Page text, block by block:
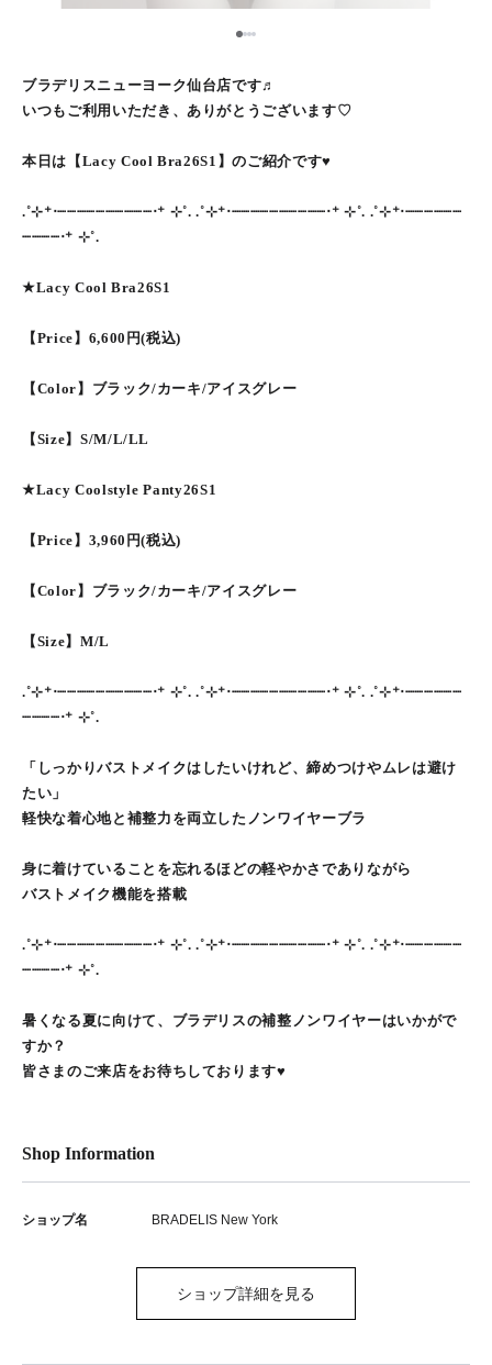
123
ブラデリスニューヨーク仙台店です♬
いつもご利用いただき、ありがとうございます♡
本日は【Lacy Cool Bra26S1】のご紹介です♥
.˚⊹⁺‧┈┈┈┈┈┈┈┈┈┈‧⁺ ⊹˚. .˚⊹⁺‧┈┈┈┈┈┈┈┈┈┈‧⁺ ⊹˚. .˚⊹⁺‧┈┈┈┈┈┈
┈┈┈┈‧⁺ ⊹˚.
★Lacy Cool Bra26S1
【Price】6,600円(税込)
【Color】ブラック/カーキ/アイスグレー
【Size】S/M/L/LL
★Lacy Coolstyle Panty26S1
【Price】3,960円(税込)
【Color】ブラック/カーキ/アイスグレー
【Size】M/L
.˚⊹⁺‧┈┈┈┈┈┈┈┈┈┈‧⁺ ⊹˚. .˚⊹⁺‧┈┈┈┈┈┈┈┈┈┈‧⁺ ⊹˚. .˚⊹⁺‧┈┈┈┈┈┈
┈┈┈┈‧⁺ ⊹˚.
「しっかりバストメイクはしたいけれど、締めつけやムレは避け
たい」
軽快な着心地と補整力を両立したノンワイヤーブラ
身に着けていることを忘れるほどの軽やかさでありながら
バストメイク機能を搭載
.˚⊹⁺‧┈┈┈┈┈┈┈┈┈┈‧⁺ ⊹˚. .˚⊹⁺‧┈┈┈┈┈┈┈┈┈┈‧⁺ ⊹˚. .˚⊹⁺‧┈┈┈┈┈┈
┈┈┈┈‧⁺ ⊹˚.
暑くなる夏に向けて、ブラデリスの補整ノンワイヤーはいかがで
すか？
皆さまのご来店をお待ちしております♥
Shop Information
ショップ名 BRADELIS New York
ショップ詳細を見る